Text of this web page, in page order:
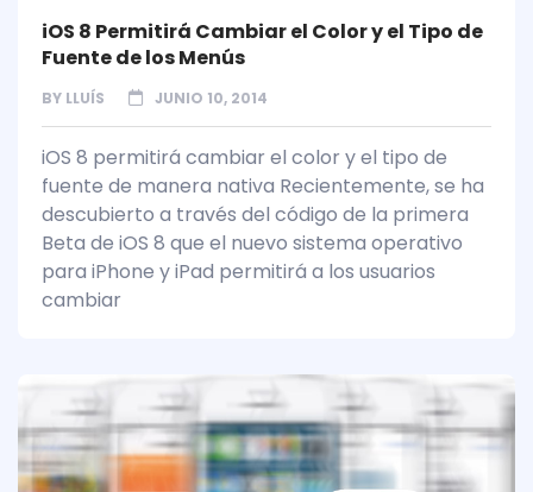
iOS 8 Permitirá Cambiar el Color y el Tipo de
Fuente de los Menús
BY LLUÍS JUNIO 10, 2014
iOS 8 permitirá cambiar el color y el tipo de
fuente de manera nativa Recientemente, se ha
descubierto a través del código de la primera
Beta de iOS 8 que el nuevo sistema operativo
para iPhone y iPad permitirá a los usuarios
cambiar